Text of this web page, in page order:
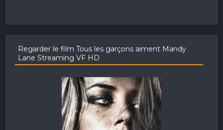
Regarder le film Tous les garçons aiment Mandy
Lane Streaming VF HD